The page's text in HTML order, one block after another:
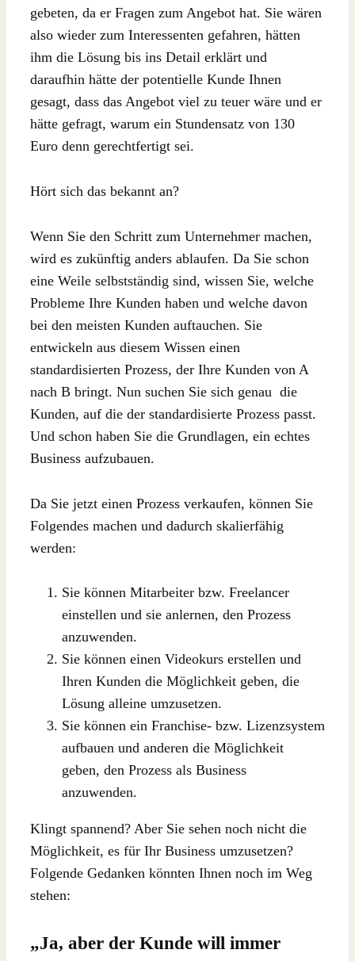
gebeten, da er Fragen zum Angebot hat. Sie wären
also wieder zum Interessenten gefahren, hätten
ihm die Lösung bis ins Detail erklärt und
daraufhin hätte der potentielle Kunde Ihnen
gesagt, dass das Angebot viel zu teuer wäre und er
hätte gefragt, warum ein Stundensatz von 130
Euro denn gerechtfertigt sei.
Hört sich das bekannt an?
Wenn Sie den Schritt zum Unternehmer machen,
wird es zukünftig anders ablaufen. Da Sie schon
eine Weile selbstständig sind, wissen Sie, welche
Probleme Ihre Kunden haben und welche davon
bei den meisten Kunden auftauchen. Sie
entwickeln aus diesem Wissen einen
standardisierten Prozess, der Ihre Kunden von A
nach B bringt. Nun suchen Sie sich genau die
Kunden, auf die der standardisierte Prozess passt.
Und schon haben Sie die Grundlagen, ein echtes
Business aufzubauen.
Da Sie jetzt einen Prozess verkaufen, können Sie
Folgendes machen und dadurch skalierfähig
werden:
Sie können Mitarbeiter bzw. Freelancer
einstellen und sie anlernen, den Prozess
anzuwenden.
Sie können einen Videokurs erstellen und
Ihren Kunden die Möglichkeit geben, die
Lösung alleine umzusetzen.
Sie können ein Franchise- bzw. Lizenzsystem
aufbauen und anderen die Möglichkeit
geben, den Prozess als Business
anzuwenden.
Klingt spannend? Aber Sie sehen noch nicht die
Möglichkeit, es für Ihr Business umzusetzen?
Folgende Gedanken könnten Ihnen noch im Weg
stehen:
„Ja, aber der Kunde will immer